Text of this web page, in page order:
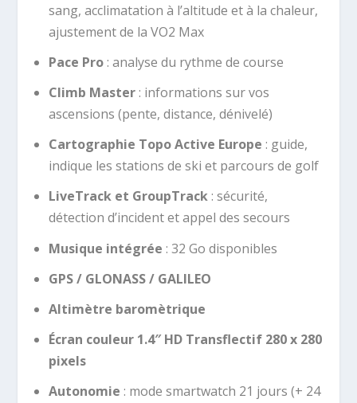
sang, acclimatation à l’altitude et à la chaleur,
ajustement de la VO2 Max
Pace Pro: analyse du rythme de course
Climb Master: informations sur vos
ascensions (pente, distance, dénivelé)
Cartographie Topo Active Europe : guide,
indique les stations de ski et parcours de golf
LiveTrack et GroupTrack: sécurité,
détection d’incident et appel des secours
Musique intégrée : 32 Go disponibles
GPS / GLONASS / GALILEO
Altimètre baromètrique
Écran couleur 1.4″ HD Transflectif 280 x 280
pixels
Autonomie : mode smartwatch 21 jours (+ 24